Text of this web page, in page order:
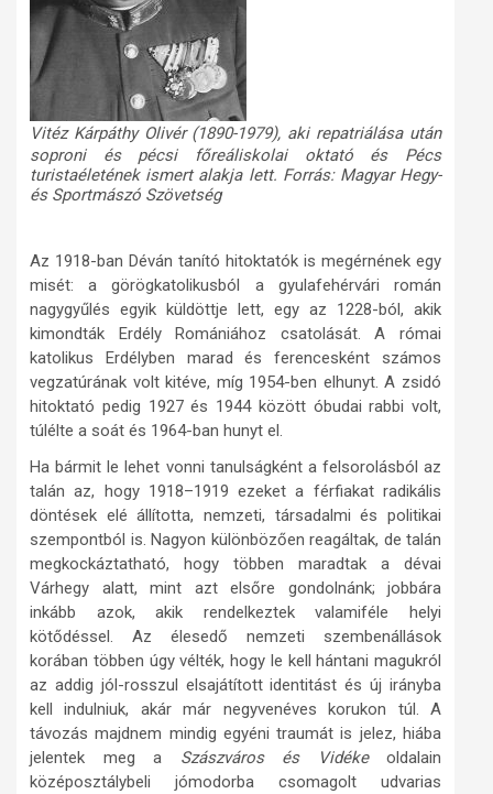
Vitéz Kárpáthy Olivér (1890-1979), aki repatriálása után
soproni és pécsi főreáliskolai oktató és Pécs
turistaéletének ismert alakja lett. Forrás: Magyar Hegy-
és Sportmászó Szövetség
Az 1918-ban Déván tanító hitoktatók is megérnének egy
misét: a görögkatolikusból a gyulafehérvári román
nagygyűlés egyik küldöttje lett, egy az 1228-ból, akik
kimondták Erdély Romániához csatolását. A római
katolikus Erdélyben marad és ferencesként számos
vegzatúrának volt kitéve, míg 1954-ben elhunyt. A zsidó
hitoktató pedig 1927 és 1944 között óbudai rabbi volt,
túlélte a soát és 1964-ban hunyt el.
Ha bármit le lehet vonni tanulságként a felsorolásból az
talán az, hogy 1918–1919 ezeket a férfiakat radikális
döntések elé állította, nemzeti, társadalmi és politikai
szempontból is. Nagyon különbözően reagáltak, de talán
megkockáztatható, hogy többen maradtak a dévai
Várhegy alatt, mint azt elsőre gondolnánk; jobbára
inkább azok, akik rendelkeztek valamiféle helyi
kötődéssel. Az élesedő nemzeti szembenállások
korában többen úgy vélték, hogy le kell hántani magukról
az addig jól-rosszul elsajátított identitást és új irányba
kell indulniuk, akár már negyvenéves korukon túl. A
távozás majdnem mindig egyéni traumát is jelez, hiába
jelentek meg a Szászváros és Vidékeoldalain
középosztálybeli jómodorba csomagolt udvarias